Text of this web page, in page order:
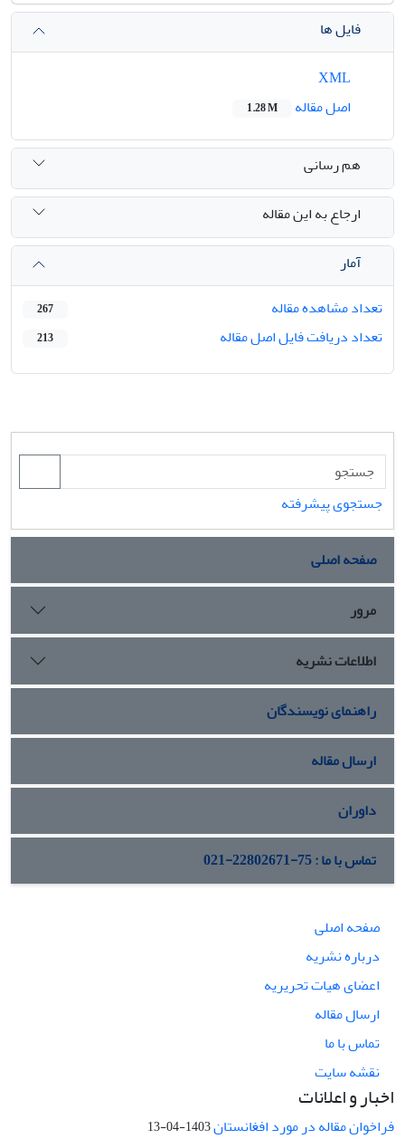
فایل ها
اصل مقاله
1.28 M
هم رسانی
ارجاع به این مقاله
آمار
تعداد مشاهده مقاله
267
تعداد دریافت فایل اصل مقاله 213
جستجوی پیشرفته
صفحه اصلی
مرور
اطلاعات نشریه
راهنمای نویسندگان
ارسال مقاله
داوران
تماس با ما : 75-22802671-021
صفحه اصلی
درباره نشریه
اعضای هیات تحریریه
ارسال مقاله
تماس با ما
نقشه سایت
اخبار و اعلانات
فراخوان مقاله در مورد افغانستان1403-04-13